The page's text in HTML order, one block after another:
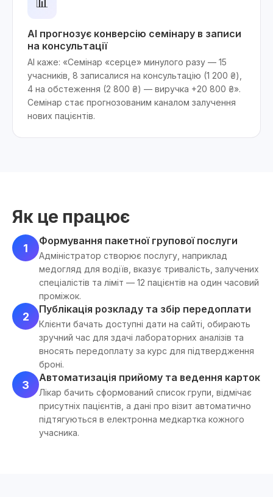
AI прогнозує конверсію семінару в записи
на консультації
AI каже: «Семінар «серце» минулого разу — 15
учасників, 8 записалися на консультацію (1 200 ₴),
4 на обстеження (2 800 ₴) — виручка +20 800 ₴».
Семінар стає прогнозованим каналом залучення
нових пацієнтів.
Як це працює
1
Формування пакетної групової послуги
Адміністратор створює послугу, наприклад
медогляд для водіїв, вказує тривалість, залучених
спеціалістів та ліміт — 12 пацієнтів на один часовий
проміжок.
2
Публікація розкладу та збір передоплати
Клієнти бачать доступні дати на сайті, обирають
зручний час для здачі лабораторних аналізів та
вносять передоплату за курс для підтвердження
броні.
3
Автоматизація прийому та ведення карток
Лікар бачить сформований список групи, відмічає
присутніх пацієнтів, а дані про візит автоматично
підтягуються в електронна медкартка кожного
учасника.